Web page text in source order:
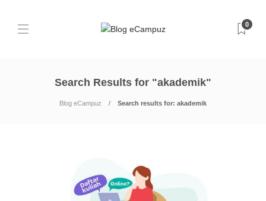
0
Search Results for "akademik"
Blog eCampuz Search results for: akademik